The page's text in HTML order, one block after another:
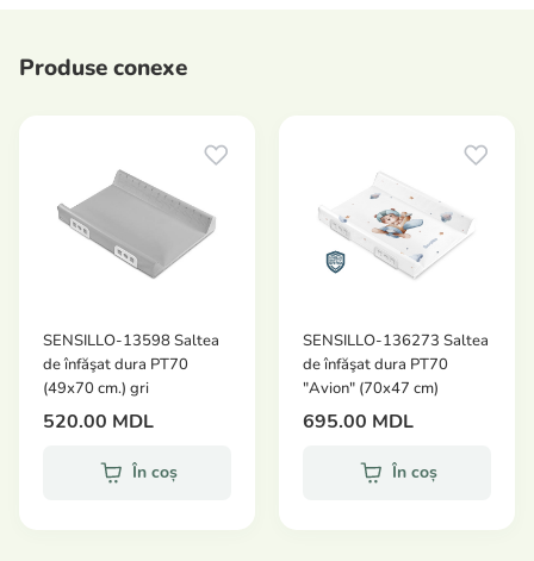
Produse conexe
SENSILLO-13598 Saltea
de înfăşat dura PT70
(49х70 cm.) gri
520.00 MDL
În coș
SENSILLO-136273 Saltea
de înfăşat dura PT70
"Avion" (70x47 cm)
695.00 MDL
În coș